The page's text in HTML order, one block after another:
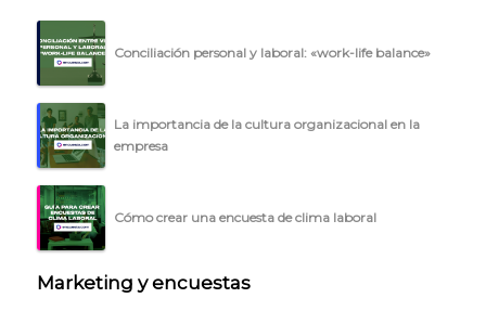
CÓMO FUNCIONA
PLANTILLAS
PRECIOS
BLOG
ACCEDER →
Conciliación personal y laboral: «work-life balance»
La importancia de la cultura organizacional en la
empresa
Cómo crear una encuesta de clima laboral
Marketing y encuestas